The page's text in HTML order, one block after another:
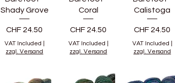
Shady Grove
Price
CHF 24.50
VAT Included
zzgl. Versand
Coral
Price
CHF 24.50
VAT Included
zzgl. Versand
Calistoga
Price
CHF 24.50
VAT Included
zzgl. Versand